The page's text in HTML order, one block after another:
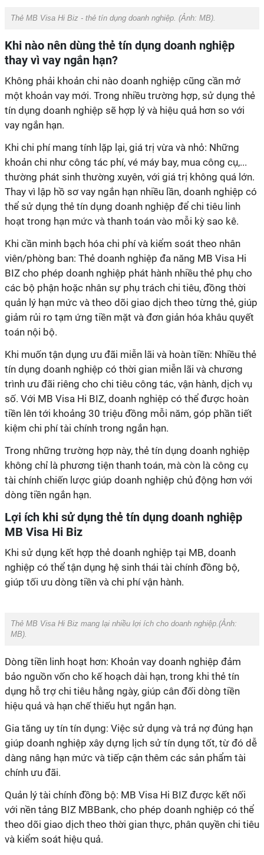
Thẻ MB Visa Hi Biz - thẻ tín dụng doanh nghiệp. (Ảnh: MB).
Khi nào nên dùng thẻ tín dụng doanh nghiệp
thay vì vay ngắn hạn?
Không phải khoản chi nào doanh nghiệp cũng cần mở
một khoản vay mới. Trong nhiều trường hợp, sử dụng thẻ
tín dụng doanh nghiệp sẽ hợp lý và hiệu quả hơn so với
vay ngắn hạn.
Khi chi phí mang tính lặp lại, giá trị vừa và nhỏ: Những
khoản chi như công tác phí, vé máy bay, mua công cụ,...
thường phát sinh thường xuyên, với giá trị không quá lớn.
Thay vì lập hồ sơ vay ngắn hạn nhiều lần, doanh nghiệp có
thể sử dụng thẻ tín dụng doanh nghiệp để chi tiêu linh
hoạt trong hạn mức và thanh toán vào mỗi kỳ sao kê.
Khi cần minh bạch hóa chi phí và kiểm soát theo nhân
viên/phòng ban: Thẻ doanh nghiệp đa năng MB Visa Hi
BIZ cho phép doanh nghiệp phát hành nhiều thẻ phụ cho
các bộ phận hoặc nhân sự phụ trách chi tiêu, đồng thời
quản lý hạn mức và theo dõi giao dịch theo từng thẻ, giúp
giảm rủi ro tạm ứng tiền mặt và đơn giản hóa khâu quyết
toán nội bộ.
Khi muốn tận dụng ưu đãi miễn lãi và hoàn tiền: Nhiều thẻ
tín dụng doanh nghiệp có thời gian miễn lãi và chương
trình ưu đãi riêng cho chi tiêu công tác, vận hành, dịch vụ
số. Với MB Visa Hi BIZ, doanh nghiệp có thể được hoàn
tiền lên tới khoảng 30 triệu đồng mỗi năm, góp phần tiết
kiệm chi phí tài chính trong ngắn hạn.
Trong những trường hợp này, thẻ tín dụng doanh nghiệp
không chỉ là phương tiện thanh toán, mà còn là công cụ
tài chính chiến lược giúp doanh nghiệp chủ động hơn với
dòng tiền ngắn hạn.
Lợi ích khi sử dụng thẻ tín dụng doanh nghiệp
MB Visa Hi Biz
Khi sử dụng kết hợp thẻ doanh nghiệp tại MB, doanh
nghiệp có thể tận dụng hệ sinh thái tài chính đồng bộ,
giúp tối ưu dòng tiền và chi phí vận hành.
Thẻ MB Visa Hi Biz mang lại nhiều lợi ích cho doanh nghiệp.(Ảnh:
MB).
Dòng tiền linh hoạt hơn: Khoản vay doanh nghiệp đảm
bảo nguồn vốn cho kế hoạch dài hạn, trong khi thẻ tín
dụng hỗ trợ chi tiêu hằng ngày, giúp cân đối dòng tiền
hiệu quả và hạn chế thiếu hụt ngắn hạn.
Gia tăng uy tín tín dụng: Việc sử dụng và trả nợ đúng hạn
giúp doanh nghiệp xây dựng lịch sử tín dụng tốt, từ đó dễ
dàng nâng hạn mức và tiếp cận thêm các sản phẩm tài
chính ưu đãi.
Quản lý tài chính đồng bộ: MB Visa Hi BIZ được kết nối
với nền tảng BIZ MBBank, cho phép doanh nghiệp có thể
theo dõi giao dịch theo thời gian thực, phân quyền chi tiêu
và kiểm soát hiệu quả.